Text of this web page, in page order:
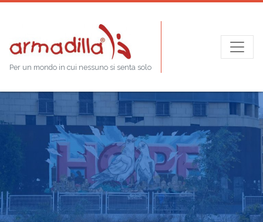
Per un mondo in cui nessuno si senta solo